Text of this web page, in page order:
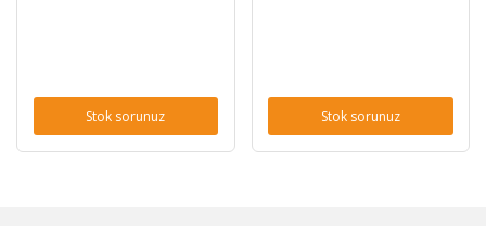
Stok sorunuz Stok sorunuz